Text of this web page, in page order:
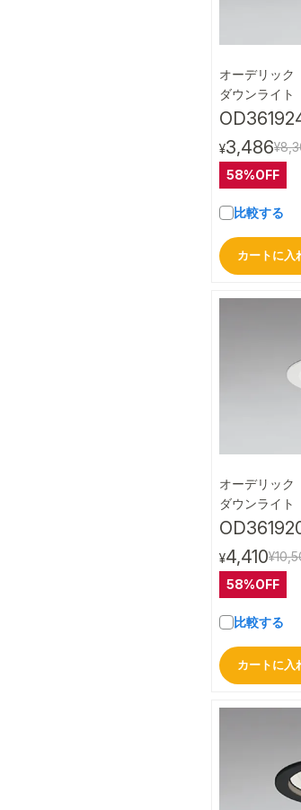
オーデリック
ダウンライト
¥3,486
58%OFF
比較する
カートに入
オーデリック
ダウンライト
¥4,410
58%OFF
比較する
カートに入